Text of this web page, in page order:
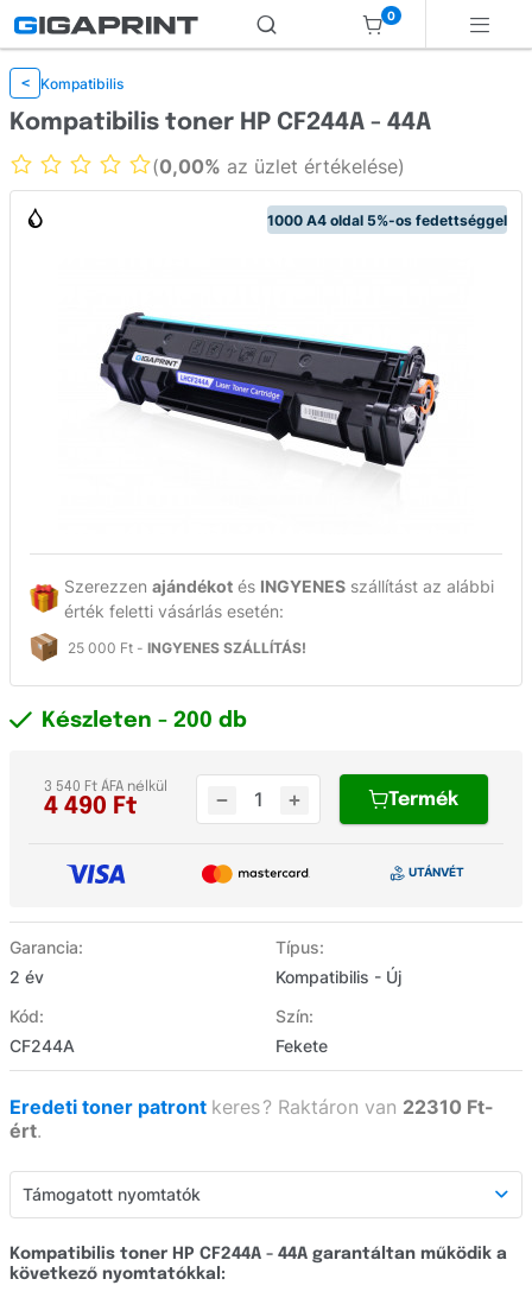
0
< Kompatibilis
1000 A4 oldal 5%-os fedettséggel
Szerezzen ajándékot és INGYENES szállítást az alábbi
érték feletti vásárlás esetén:
25 000 Ft - INGYENES SZÁLLÍTÁS!
Kompatibilis toner HP CF244A - 44A
(0,00% az üzlet értékelése)
Garancia:
2 év
Típus:
Kompatibilis - Új
Kód:
CF244A
Szín:
Fekete
Készleten - 200 db
4 490 Ft
3 540 Ft ÁFA nélkül
Termék
Eredeti toner patront keres? Raktáron van 22310 Ft-
ért.
Támogatott nyomtatók
Részletes leírás
Kompatibilis toner HP CF244A - 44A garantáltan működik a
következő nyomtatókkal: